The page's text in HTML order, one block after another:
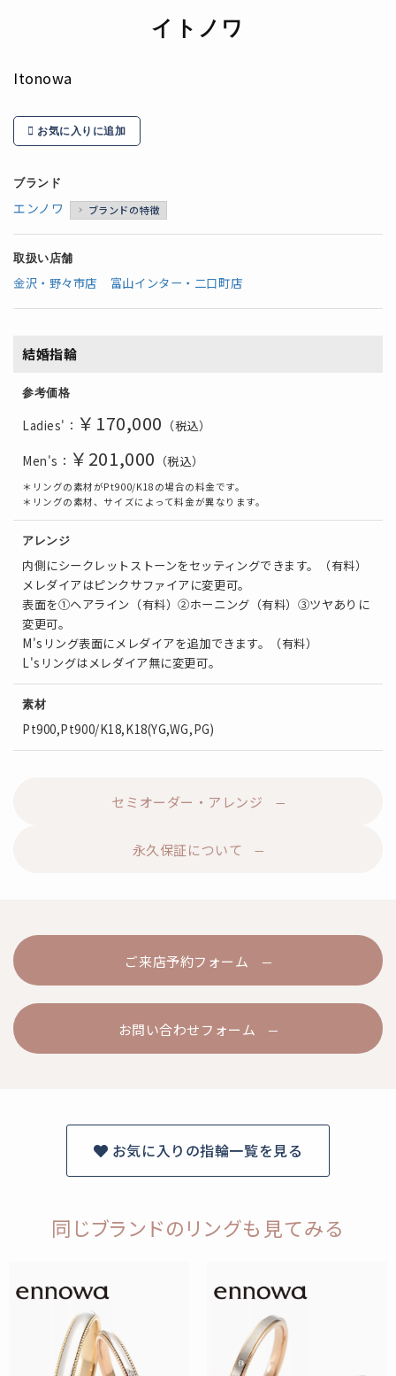
イトノワ
Itonowa
お気に入りに追加
ブランド
エンノワ ブランドの特徴
取扱い店舗
金沢・野々市店 富山インター・二口町店
結婚指輪
参考価格
Ladies'： ￥170,000 （税込）
Men's： ￥201,000 （税込）
＊リングの素材がPt900/K18の場合の料金です。
＊リングの素材、サイズによって料金が異なります。
アレンジ
内側にシークレットストーンをセッティングできます。（有料）
メレダイアはピンクサファイアに変更可。
表面を①ヘアライン（有料）②ホーニング（有料）③ツヤありに
変更可。
M'sリング表面にメレダイアを追加できます。（有料）
L'sリングはメレダイア無に変更可。
素材
Pt900,Pt900/K18,K18(YG,WG,PG)
セミオーダー・アレンジ
永久保証について
ご来店予約フォーム
お問い合わせフォーム
お気に入りの指輪一覧を見る
同じブランドのリングも見てみる